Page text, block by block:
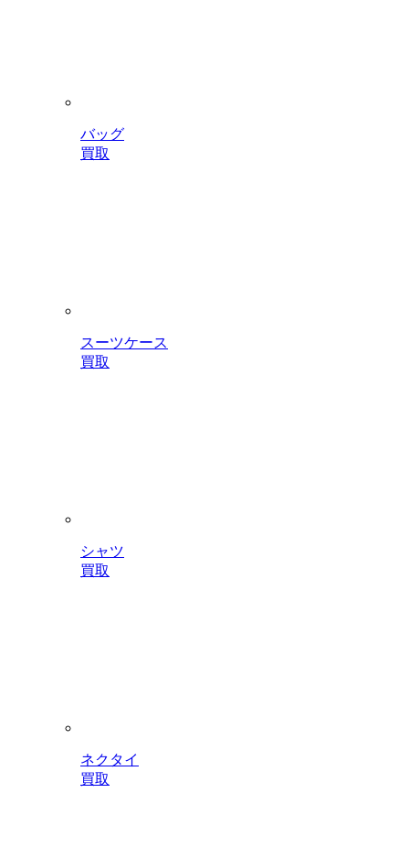
バッグ
買取
スーツケース
買取
シャツ
買取
ネクタイ
買取